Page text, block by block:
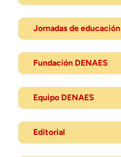
Jornadas de educación
Fundación DENAES
Equipo DENAES
Editorial